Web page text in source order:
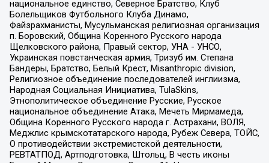
национальное единство, Северное Братство, Клуб
Болельщиков Футбольного Клуба Динамо,
Файзрахманисты, Мусульманская религиозная организация
п. Боровский, Община Коренного Русского народа
Щелковского района, Правый сектор, УНА - УНСО,
Украинская повстанческая армия, Тризуб им. Степана
Бандеры, Братство, Белый Крест, Misanthropic division,
Религиозное объединение последователей инглиизма,
Народная Социальная Инициатива, TulaSkins,
Этнополитическое объединение Русские, Русское
национальное объединение Атака, Мечеть Мирмамеда,
Община Коренного Русского народа г. Астрахани, ВОЛЯ,
Меджлис крымскотатарского народа, Рубеж Севера, ТОЙС,
О противодействии экстремистской деятельности,
РЕВТАТПОД, Артподготовка, Штольц, В честь иконы